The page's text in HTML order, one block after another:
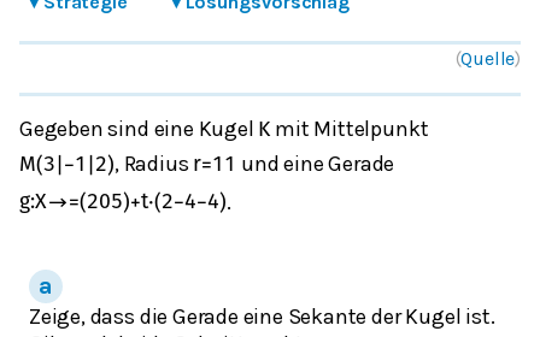
(Quelle)
Gegeben sind eine Kugel K mit Mittelpunkt
M(3 −1 2), Radius r=11 und eine Gerade
g:X→=(205)+t⋅(2−4−4).
Zeige, dass die Gerade eine Sekante der Kugel ist.